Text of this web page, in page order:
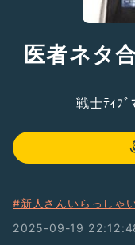
医者ネタ
戦士ﾃｨﾌﾞ
#新人さんいらっしゃ
2025-09-19